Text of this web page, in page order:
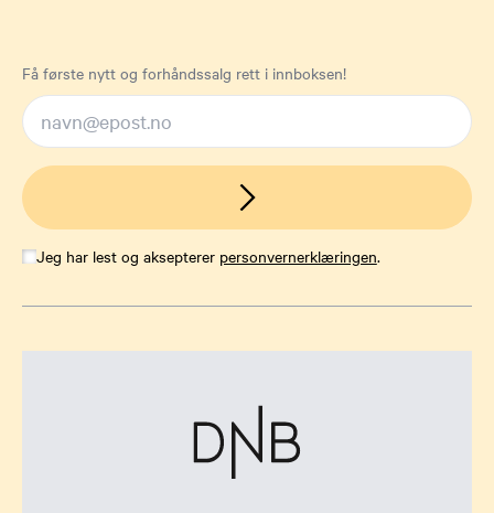
Få første nytt og forhåndssalg rett i innboksen!
Jeg har lest og aksepterer personvernerklæringen.